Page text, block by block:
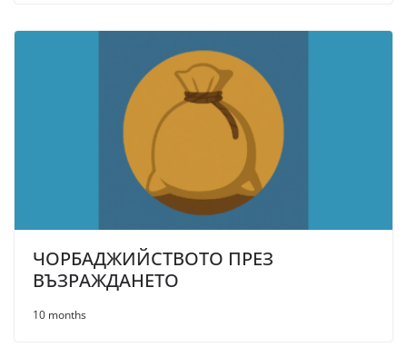
ЧОРБАДЖИЙСТВОТО ПРЕЗ
ВЪЗРАЖДАНЕТО
10 months